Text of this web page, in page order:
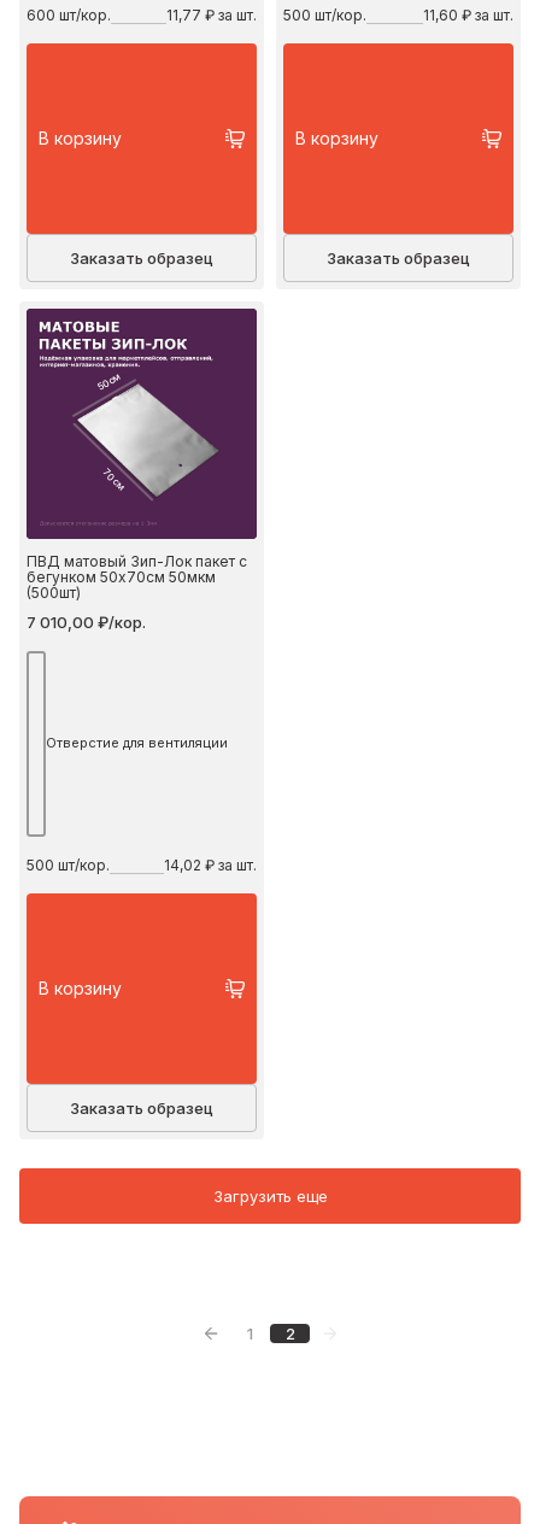
600 шт/кор. 11,77 ₽ за шт.
В корзину
Заказать образец
500 шт/кор. 11,60 ₽ за шт.
В корзину
Заказать образец
50 см
70 см
ПВД матовый Зип-Лок пакет с
бегунком 50х70см 50мкм
(500шт)
7 010,00 ₽/кор.
Отверстие для вентиляции
500 шт/кор. 14,02 ₽ за шт.
В корзину
Заказать образец
Предыдущая страница
1 2
Загрузить еще